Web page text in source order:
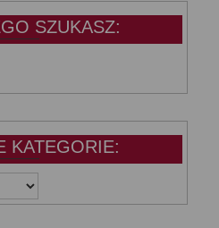
SZUKASZ:
KATEGORIE: